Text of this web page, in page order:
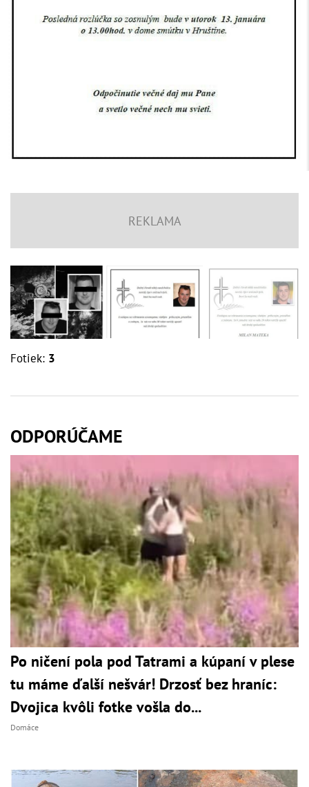
Fotiek: 3
ODPORÚČAME
Po ničení pola pod Tatrami a kúpaní v plese
tu máme ďalší nešvár! Drzosť bez hraníc:
Dvojica kvôli fotke vošla do...
Domáce